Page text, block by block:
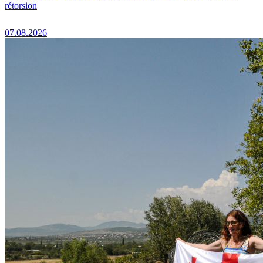
rétorsion
07.08.2026